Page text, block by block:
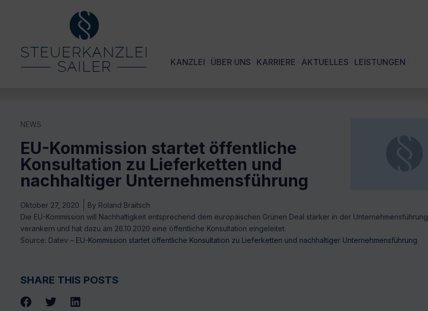
KANZLEI ÜBER UNS KARRIERE AKTUELLES LEISTUNGEN
NEWS
EU-Kommission startet öffentliche
Konsultation zu Lieferketten und
nachhaltiger Unternehmensführung
Oktober 27, 2020 By Roland Braitsch
Die EU-Kommission will Nachhaltigkeit entsprechend dem europäischen Grünen Deal stärker in der Unternehmensführung
verankern und hat dazu am 26.10.2020 eine öffentliche Konsultation eingeleitet.
Source: Datev – EU-Kommission startet öffentliche Konsultation zu Lieferketten und nachhaltiger Unternehmensführung
SHARE THIS POSTS